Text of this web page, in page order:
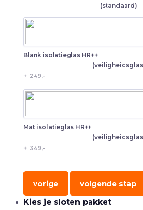
(standaard)
Blank isolatieglas HR++
+ 249,-
Mat isolatieglas HR++
+ 349,-
vorige
volgende stap
Kies je sloten pakket